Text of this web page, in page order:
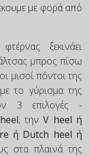
με φορά από
ξεκινάει
μπρος πίσω
μισοί πόντοι της
το γύρισμα της
3 επιλογές -
, την V heel ή
ή Dutch heel ή
στα πλαϊνά της